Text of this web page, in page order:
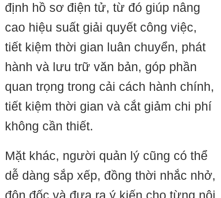
định hồ sơ điện tử, từ đó giúp nâng
cao hiệu suất giải quyết công việc,
tiết kiệm thời gian luân chuyển, phát
hành và lưu trữ văn bản, góp phần
quan trọng trong cải cách hành chính,
tiết kiệm thời gian và cắt giảm chi phí
không cần thiết.
Mặt khác, người quản lý cũng có thể
dễ dàng sắp xếp, đồng thời nhắc nhở,
đôn đốc và đưa ra ý kiến cho từng nội